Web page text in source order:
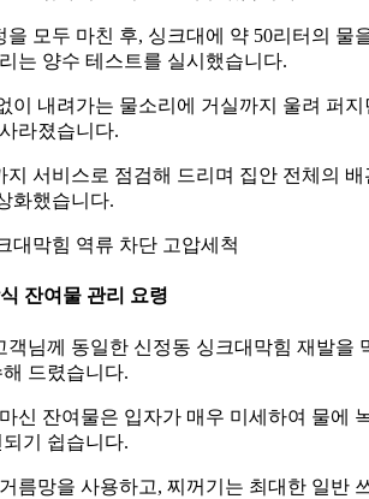
모두 마친 후, 싱크대에 약 50리터의 물
는 양수 테스트를 실시했습니다.
이 내려가는 물소리에 거실까지 울려 퍼지
라졌습니다.
서비스로 점검해 드리며 집안 전체의 배
화했습니다.
대막힘 역류 차단 고압세척
잔여물 관리 요령
객님께 동일한 신정동 싱크대막힘 재발을
드렸습니다.
신 잔여물은 입자가 매우 미세하여 물에
기 쉽습니다.
름망을 사용하고, 찌꺼기는 최대한 일반